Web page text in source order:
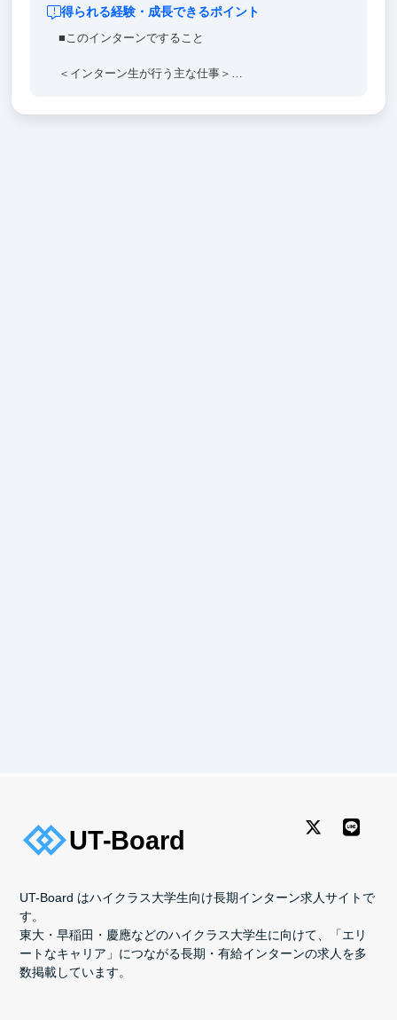
得られる経験・成長できるポイント
■このインターンですること
＜インターン生が行う主な仕事＞
UT-Board はハイクラス大学生向け長期インターン求人サイトで
す。
東大・早稲田・慶應などのハイクラス大学生に向けて、「エリ
ートなキャリア」につながる長期・有給インターンの求人を多
数掲載しています。